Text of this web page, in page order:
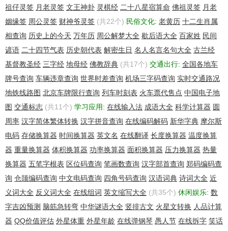
Admin Email: hostmaster@getontheweb.com
Registry Tech ID:
Tech Name: GOTW Hostmaster
Tech Organization: Get On The Web Limited
Tech Street: Hamilton House 25 High Street
Tech City: Rickmansworth
Tech State/Province: Hertfordshire
Tech Postal Code: WD3 1ET
Tech Country: GB
Tech Phone: +44.1923902000
Tech Phone Ext:
Tech Fax: +44.8700622499
Tech Fax Ext:
Tech Email: hostmaster@getontheweb.com
Name Server: NS2.DNSNAMESERVICE.COM
Name Server: NS1.DNSNAMESERVICE.COM
DNSSEC: unsigned
URL of the ICANN WHOIS Data Problem Reporting System:
http://wdprs.internic.net/
>>> Last update of WHOIS database: 2016-01-21T06:54:48Z
<<<
祖仔灵签 月老灵签 文王神卦 灵棋经 二十八星宿算命 佛祖灵签 月老
姻缘签 周公灵签 财神爷灵签 (共22个) 民俗文化: 老黄历 十二生肖属
相查询 历史上的今天 万年历 周公解梦大全 歇后语大全 百家姓 民间
谚语 二十四节气表 历史朝代表 解密生日 名人名言名句大全 古兰经
基督教圣经 三字经 地母经 佛教辞典 (共17个) 交通出行: 全国各地车
牌号查询 车辆违章查询 世界时差查询 机场三字码查询 实时交通路况
地铁线路图 北京车牌限行查询 列车时刻表 火车票代售点 中国电子地
图 交通标志 (共11个) 学习应用: 在线输入法 成语大全 科学计算器 圆
周率 汉字简体繁体转换 汉字拼音查询 在线编码解码 新华字典 摩尔斯
电码 存储换算器 时间换算器 英文名 在线翻译 长度换算器 温度换算
器 重量换算器 体积换算器 功率换算器 面积换算器 压力换算器 热量
换算器 五笔字根表 区位码查询 笔画数查询 汉字部首查询 郑码编码查
询 仓颉编码查询 中文电码查询 四角号码查询 汉语词典 诗词大全 近
义词大全 反义词大全 在线组词 英文缩写大全 (共35个) 休闲娱乐: 数
字吉凶预测 脑筋急转弯 中华谜语大全 竖排古文 火星文转换 人品计算
器 QQ价值评估 外星体重 外星年龄 在线弹钢琴 愚人节 在线拆字 笑话